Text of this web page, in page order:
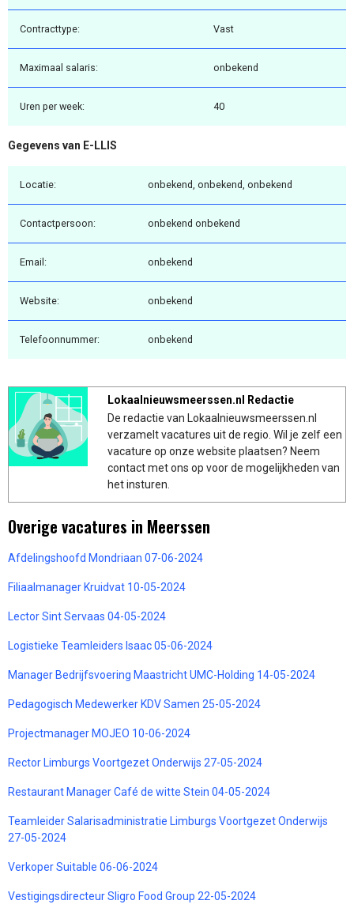
Contracttype: Vast
Maximaal salaris: onbekend
Uren per week: 40
Gegevens van E-LLIS
Locatie: onbekend, onbekend, onbekend
Contactpersoon: onbekend onbekend
Email: onbekend
Website: onbekend
Telefoonnummer: onbekend
Lokaalnieuwsmeerssen.nl Redactie
De redactie van Lokaalnieuwsmeerssen.nl
verzamelt vacatures uit de regio. Wil je zelf een
vacature op onze website plaatsen? Neem
contact met ons op voor de mogelijkheden van
het insturen.
Overige vacatures in Meerssen
Afdelingshoofd Mondriaan 07-06-2024
Filiaalmanager Kruidvat 10-05-2024
Lector Sint Servaas 04-05-2024
Logistieke Teamleiders Isaac 05-06-2024
Manager Bedrijfsvoering Maastricht UMC-Holding 14-05-2024
Pedagogisch Medewerker KDV Samen 25-05-2024
Projectmanager MOJEO 10-06-2024
Rector Limburgs Voortgezet Onderwijs 27-05-2024
Restaurant Manager Café de witte Stein 04-05-2024
Teamleider Salarisadministratie Limburgs Voortgezet Onderwijs
27-05-2024
Verkoper Suitable 06-06-2024
Vestigingsdirecteur Sligro Food Group 22-05-2024